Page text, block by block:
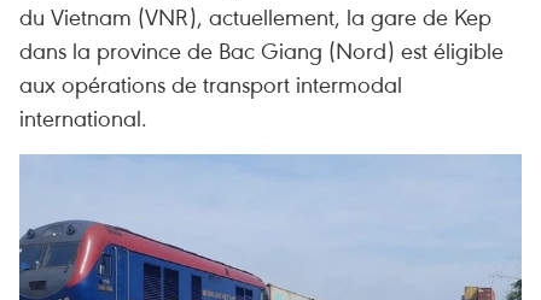
du Vietnam (VNR), actuellement, la gare de Kep
dans la province de Bac Giang (Nord) est éligible
aux opérations de transport intermodal
international.